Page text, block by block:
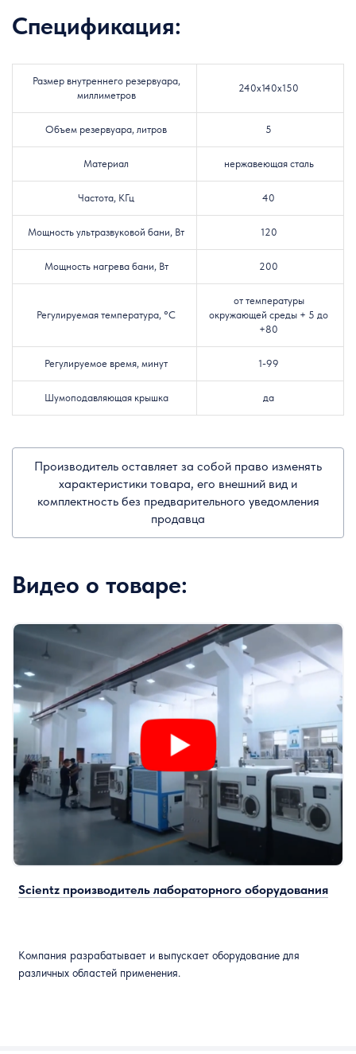
Спецификация:
Размер внутреннего резервуара,
миллиметров
240x140x150
Объем резервуара, литров 5
Материал нержавеющая сталь
Частота, КГц 40
Мощность ультразвуковой бани, Вт 120
Мощность нагрева бани, Вт 200
Регулируемая температура, °C
от температуры
окружающей среды + 5 до
+80
Регулируемое время, минут 1-99
Шумоподавляющая крышка да
Производитель оставляет за собой право изменять
характеристики товара, его внешний вид и
комплектность без предварительного уведомления
продавца
Видео о товаре:
Scientz производитель лабораторного оборудования
Компания разрабатывает и выпускает оборудование для
различных областей применения.